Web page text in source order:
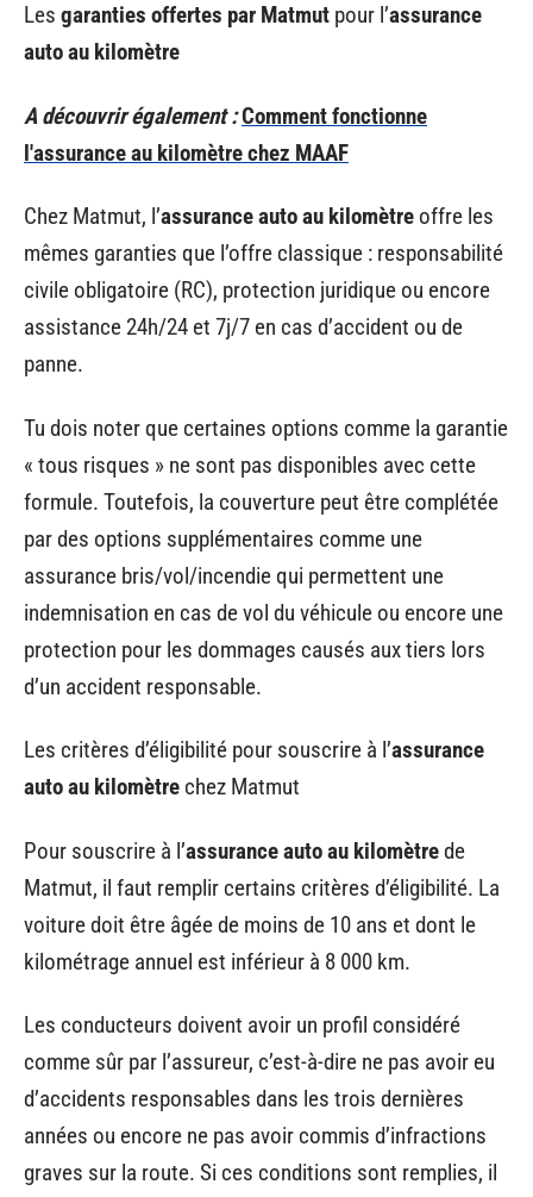
Les garanties offertes par Matmut pour l’assurance
auto au kilomètre
A découvrir également :Comment fonctionne
l'assurance au kilomètre chez MAAF
Chez Matmut, l’assurance auto au kilomètre offre les
mêmes garanties que l’offre classique : responsabilité
civile obligatoire (RC), protection juridique ou encore
assistance 24h/24 et 7j/7 en cas d’accident ou de
panne.
Tu dois noter que certaines options comme la garantie
« tous risques » ne sont pas disponibles avec cette
formule. Toutefois, la couverture peut être complétée
par des options supplémentaires comme une
assurance bris/vol/incendie qui permettent une
indemnisation en cas de vol du véhicule ou encore une
protection pour les dommages causés aux tiers lors
d’un accident responsable.
Les critères d’éligibilité pour souscrire à l’assurance
auto au kilomètre chez Matmut
Pour souscrire à l’assurance auto au kilomètrede
Matmut, il faut remplir certains critères d’éligibilité. La
voiture doit être âgée de moins de 10 ans et dont le
kilométrage annuel est inférieur à 8 000 km.
Les conducteurs doivent avoir un profil considéré
comme sûr par l’assureur, c’est-à-dire ne pas avoir eu
d’accidents responsables dans les trois dernières
années ou encore ne pas avoir commis d’infractions
graves sur la route. Si ces conditions sont remplies, il